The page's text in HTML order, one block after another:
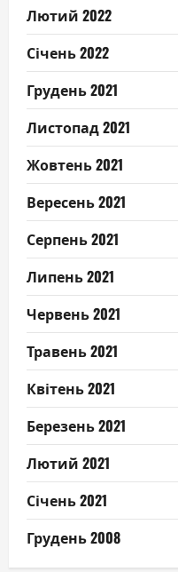
Лютий 2022
Січень 2022
Грудень 2021
Листопад 2021
Жовтень 2021
Вересень 2021
Серпень 2021
Липень 2021
Червень 2021
Травень 2021
Квітень 2021
Березень 2021
Лютий 2021
Січень 2021
Грудень 2008